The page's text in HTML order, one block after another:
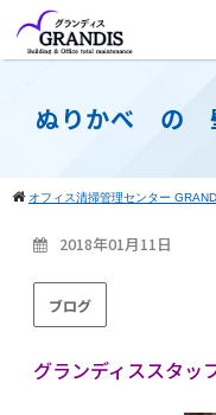
ぬりかべ の
オフィス清掃管理センター
2018年01月11日
ブログ
グランディススタッ